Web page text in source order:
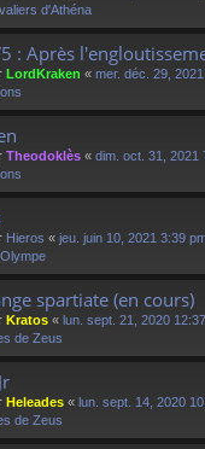
d'Athéna
: Après
LordKraken « mer. déc. 29,
Theodoklès « dim. oct. 31, 2021
Hieros « jeu. juin 10, 2021 3:39
spartiate (en cours)
Kratos « lun. sept. 21, 2020
de Zeus
Heleades « lun. sept. 14, 2020
de Zeus